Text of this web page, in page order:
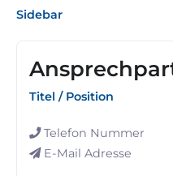
Sidebar
Titel / Position
Telefon Nummer
E-Mail Adresse